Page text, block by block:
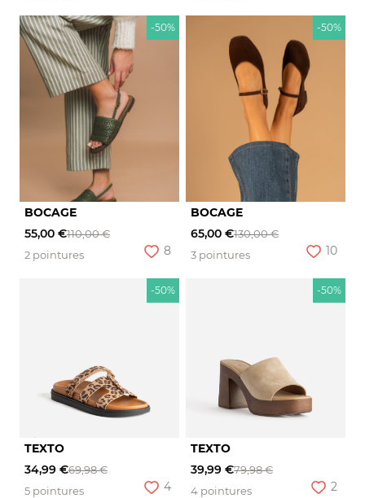
-50%
BOCAGE
55,00 €110,00 €
2 pointures
8
-50%
BOCAGE
65,00 €130,00 €
3 pointures
10
-50%
TEXTO
34,99 €69,98 €
5 pointures
4
-50%
TEXTO
39,99 €79,98 €
4 pointures
2